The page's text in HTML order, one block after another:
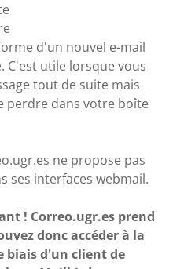
d'un nouvel e-mail
C'est utile lorsque vous
tout de suite mais
perdre dans votre boîte
ne propose pas
ses interfaces webmail.
! Correo.ugr.es prend
donc accéder à la
biais d'un client de